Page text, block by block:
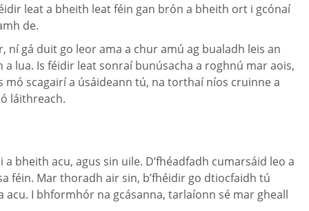
leat a bheith leat féin gan brón a bheith ort i gcónaí
de.
gá duit go leor ama a chur amú ag bualadh leis an
lua. Is féidir leat sonraí bunúsacha a roghnú mar aois,
scagairí a úsáideann tú, na torthaí níos cruinne a
láithreach.
acu, agus sin uile. D’fhéadfadh cumarsáid leo a
féin. Mar thoradh air sin, b’fhéidir go dtiocfaidh tú
I bhformhór na gcásanna, tarlaíonn sé mar gheall